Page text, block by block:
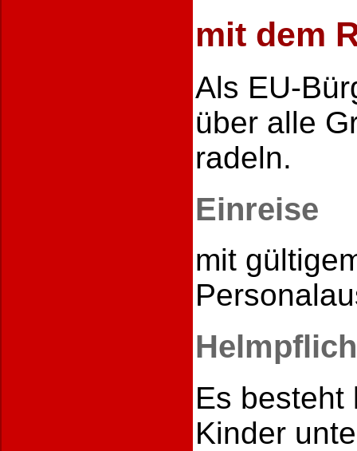
mit dem
Als EU-
über alle
radeln.
Einreise
mit
Es besteht
Kinder